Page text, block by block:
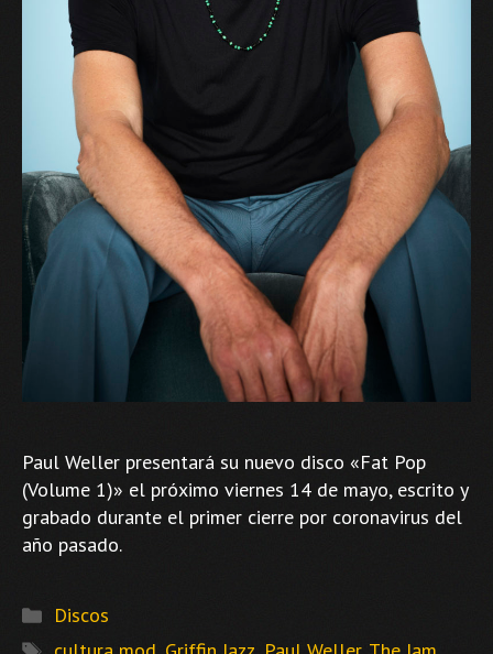
Paul Weller presentará su nuevo disco «Fat Pop
(Volume 1)» el próximo viernes 14 de mayo, escrito y
grabado durante el primer cierre por coronavirus del
año pasado.
Categorías
Discos
Etiquetas